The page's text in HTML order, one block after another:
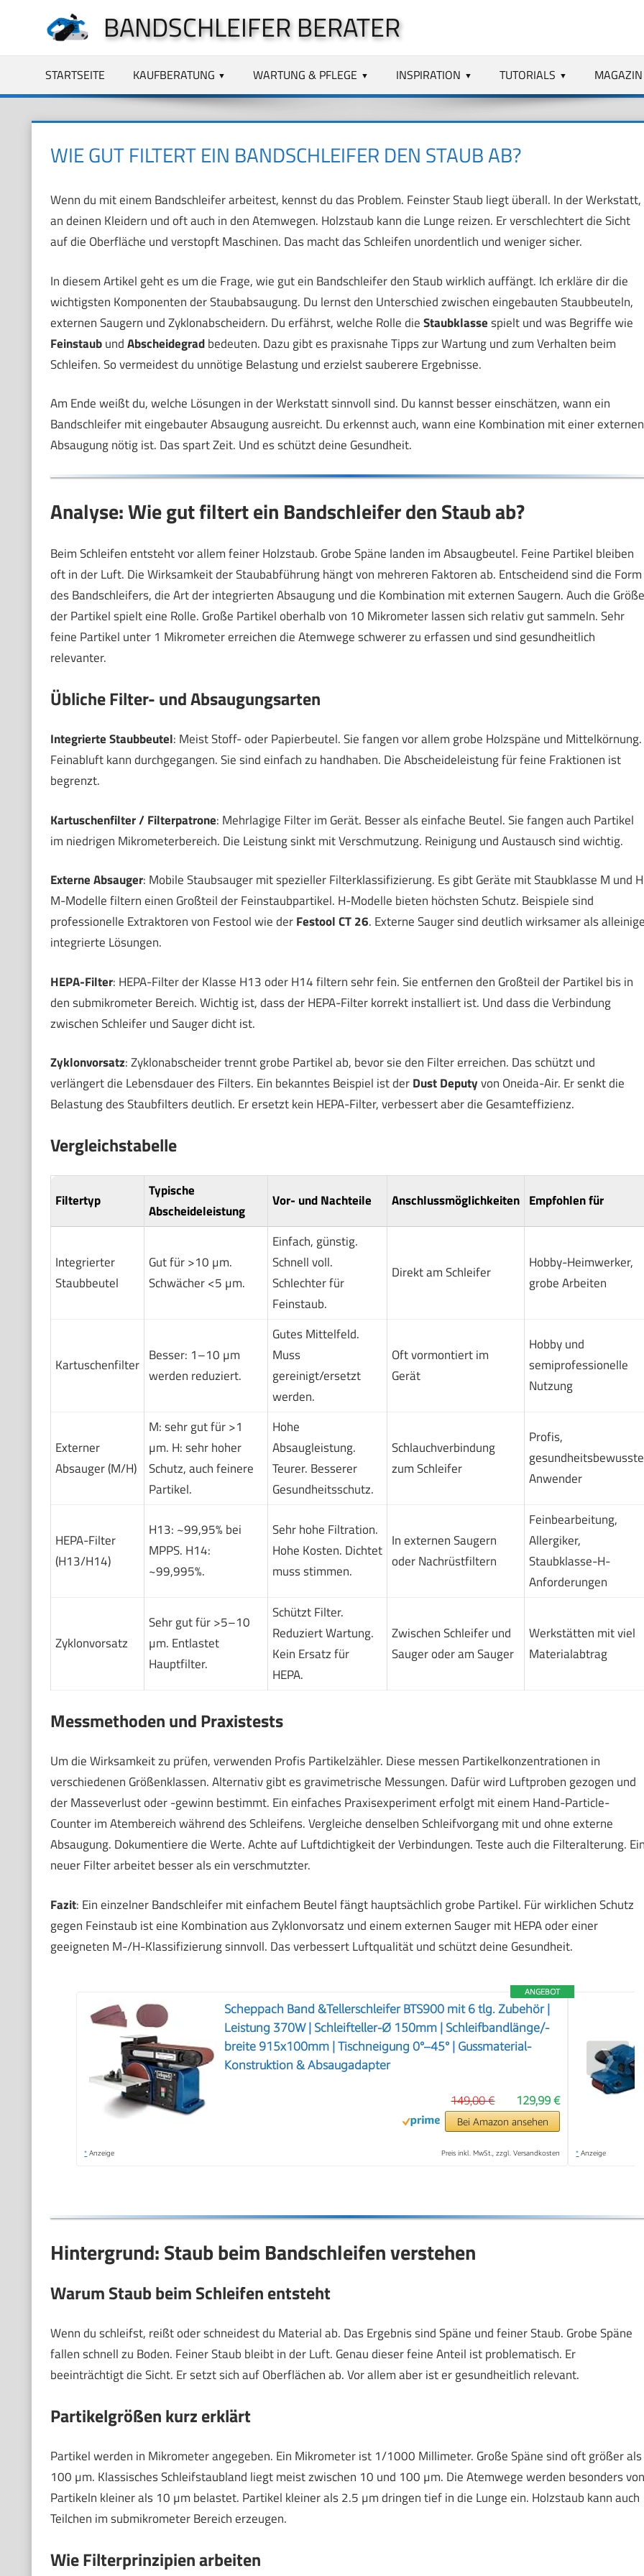
springen
BANDSCHLEIFER BERATER
STARTSEITE KAUFBERATUNG WARTUNG & PFLEGE INSPIRATION TUTORIALS MAGAZIN
WIE GUT FILTERT EIN BANDSCHLEIFER DEN STAUB AB?
Wenn du mit einem Bandschleifer arbeitest, kennst du das Problem. Feinster Staub liegt überall. In der Werkstatt,
an deinen Kleidern und oft auch in den Atemwegen. Holzstaub kann die Lunge reizen. Er verschlechtert die Sicht
auf die Oberfläche und verstopft Maschinen. Das macht das Schleifen unordentlich und weniger sicher.
In diesem Artikel geht es um die Frage, wie gut ein Bandschleifer den Staub wirklich auffängt. Ich erkläre dir die
wichtigsten Komponenten der Staubabsaugung. Du lernst den Unterschied zwischen eingebauten Staubbeuteln,
externen Saugern und Zyklonabscheidern. Du erfährst, welche Rolle dieStaubklassespielt und was Begriffe wie
FeinstaubundAbscheidegradbedeuten. Dazu gibt es praxisnahe Tipps zur Wartung und zum Verhalten beim
Schleifen. So vermeidest du unnötige Belastung und erzielst sauberere Ergebnisse.
Am Ende weißt du, welche Lösungen in der Werkstatt sinnvoll sind. Du kannst besser einschätzen, wann ein
Bandschleifer mit eingebauter Absaugung ausreicht. Du erkennst auch, wann eine Kombination mit einer externen
Absaugung nötig ist. Das spart Zeit. Und es schützt deine Gesundheit.
Analyse: Wie gut filtert ein Bandschleifer den Staub ab?
Beim Schleifen entsteht vor allem feiner Holzstaub. Grobe Späne landen im Absaugbeutel. Feine Partikel bleiben
oft in der Luft. Die Wirksamkeit der Staubabführung hängt von mehreren Faktoren ab. Entscheidend sind die Form
des Bandschleifers, die Art der integrierten Absaugung und die Kombination mit externen Saugern. Auch die Größe
der Partikel spielt eine Rolle. Große Partikel oberhalb von 10 Mikrometer lassen sich relativ gut sammeln. Sehr
feine Partikel unter 1 Mikrometer erreichen die Atemwege schwerer zu erfassen und sind gesundheitlich
relevanter.
Übliche Filter- und Absaugungsarten
Integrierte Staubbeutel: Meist Stoff- oder Papierbeutel. Sie fangen vor allem grobe Holzspäne und Mittelkörnung.
Feinabluft kann durchgegangen. Sie sind einfach zu handhaben. Die Abscheideleistung für feine Fraktionen ist
begrenzt.
Kartuschenfilter / Filterpatrone: Mehrlagige Filter im Gerät. Besser als einfache Beutel. Sie fangen auch Partikel
im niedrigen Mikrometerbereich. Die Leistung sinkt mit Verschmutzung. Reinigung und Austausch sind wichtig.
Externe Absauger: Mobile Staubsauger mit spezieller Filterklassifizierung. Es gibt Geräte mit Staubklasse M und
M-Modelle filtern einen Großteil der Feinstaubpartikel. H-Modelle bieten höchsten Schutz. Beispiele sind
professionelle Extraktoren von Festool wie derFestool CT 26. Externe Sauger sind deutlich wirksamer als
integrierte Lösungen.
HEPA-Filter: HEPA-Filter der Klasse H13 oder H14 filtern sehr fein. Sie entfernen den Großteil der Partikel bis in
den submikrometer Bereich. Wichtig ist, dass der HEPA-Filter korrekt installiert ist. Und dass die Verbindung
zwischen Schleifer und Sauger dicht ist.
Zyklonvorsatz: Zyklonabscheider trennt grobe Partikel ab, bevor sie den Filter erreichen. Das schützt und
verlängert die Lebensdauer des Filters. Ein bekanntes Beispiel ist derDust Deputyvon Oneida-Air. Er senkt die
Belastung des Staubfilters deutlich. Er ersetzt kein HEPA-Filter, verbessert aber die Gesamteffizienz.
Vergleichstabelle
Filtertyp
Typische
Abscheideleistung
Vor- und Nachteile Anschlussmöglichkeiten Empfohlen für
Integrierter
Staubbeutel
Gut für >10 µm.
Schwächer <5 µm.
Einfach, günstig.
Schnell voll.
Schlechter für
Feinstaub.
Direkt am Schleifer
Hobby-Heimwerker,
grobe Arbeiten
Kartuschenfilter
Besser: 1–10 µm
werden reduziert.
Gutes Mittelfeld.
Muss
gereinigt/ersetzt
werden.
Oft vormontiert im
Gerät
Hobby und
semiprofessionelle
Nutzung
Externer
Absauger (M/H)
M: sehr gut für >1
µm. H: sehr hoher
Schutz, auch feinere
Partikel.
Hohe
Absaugleistung.
Teurer. Besserer
Gesundheitsschutz.
Schlauchverbindung
zum Schleifer
Profis,
gesundheitsbewusste
Anwender
HEPA-Filter
(H13/H14)
H13: ~99,95% bei
MPPS. H14:
~99,995%.
Sehr hohe Filtration.
Hohe Kosten. Dichtet
muss stimmen.
In externen Saugern
oder Nachrüstfiltern
Feinbearbeitung,
Allergiker,
Staubklasse-H-
Anforderungen
Zyklonvorsatz
Sehr gut für >5–10
µm. Entlastet
Hauptfilter.
Schützt Filter.
Reduziert Wartung.
Kein Ersatz für
HEPA.
Zwischen Schleifer und
Sauger oder am Sauger
Werkstätten mit viel
Materialabtrag
Messmethoden und Praxistests
Um die Wirksamkeit zu prüfen, verwenden Profis Partikelzähler. Diese messen Partikelkonzentrationen in
verschiedenen Größenklassen. Alternativ gibt es gravimetrische Messungen. Dafür wird Luftproben gezogen und
der Masseverlust oder -gewinn bestimmt. Ein einfaches Praxisexperiment erfolgt mit einem Hand-Particle-
Counter im Atembereich während des Schleifens. Vergleiche denselben Schleifvorgang mit und ohne externe
Absaugung. Dokumentiere die Werte. Achte auf Luftdichtigkeit der Verbindungen. Teste auch die Filteralterung.
neuer Filter arbeitet besser als ein verschmutzter.
Fazit: Ein einzelner Bandschleifer mit einfachem Beutel fängt hauptsächlich grobe Partikel. Für wirklichen Schutz
gegen Feinstaub ist eine Kombination aus Zyklonvorsatz und einem externen Sauger mit HEPA oder einer
geeigneten M-/H-Klassifizierung sinnvoll. Das verbessert Luftqualität und schützt deine Gesundheit.
ANGEBOT
Scheppach Band &Tellerschleifer BTS900 mit 6 tlg. Zubehör |
Leistung 370W | Schleifteller-Ø 150mm | Schleifbandlänge/-
breite 915x100mm | Tischneigung 0°–45° | Gussmaterial-
Konstruktion & Absaugadapter
129,99 €
149,00 €
Bei Amazon ansehen
* Anzeige Preis inkl. MwSt., zzgl. Versandkosten * Anzeige
❯
Hintergrund: Staub beim Bandschleifen verstehen
Warum Staub beim Schleifen entsteht
Wenn du schleifst, reißt oder schneidest du Material ab. Das Ergebnis sind Späne und feiner Staub. Grobe Späne
fallen schnell zu Boden. Feiner Staub bleibt in der Luft. Genau dieser feine Anteil ist problematisch. Er
beeinträchtigt die Sicht. Er setzt sich auf Oberflächen ab. Vor allem aber ist er gesundheitlich relevant.
Partikelgrößen kurz erklärt
Partikel werden in Mikrometer angegeben. Ein Mikrometer ist 1/1000 Millimeter. Große Späne sind oft größer als
100 µm. Klassisches Schleifstaubland liegt meist zwischen 10 und 100 µm. Die Atemwege werden besonders von
Partikeln kleiner als 10 µm belastet. Partikel kleiner als 2.5 µm dringen tief in die Lunge ein. Holzstaub kann auch
Teilchen im submikrometer Bereich erzeugen.
Wie Filterprinzipien arbeiten